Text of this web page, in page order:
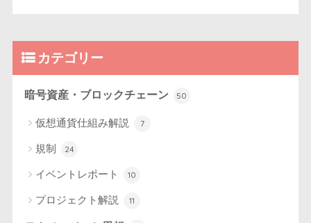
カテゴリー
暗号資産・ブロックチェーン 50
仮想通貨仕組み解説 7
規制 24
イベントレポート 10
プロジェクト解説 11